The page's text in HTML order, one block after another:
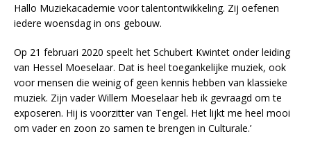
Hallo Muziekacademie voor talentontwikkeling. Zij oefenen
iedere woensdag in ons gebouw.
Op 21 februari 2020 speelt het Schubert Kwintet onder leiding
van Hessel Moeselaar. Dat is heel toegankelijke muziek, ook
voor mensen die weinig of geen kennis hebben van klassieke
muziek. Zijn vader Willem Moeselaar heb ik gevraagd om te
exposeren. Hij is voorzitter van Tengel. Het lijkt me heel mooi
om vader en zoon zo samen te brengen in Culturale.’